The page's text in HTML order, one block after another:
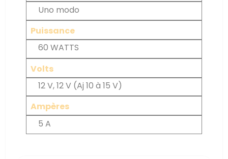
Uno modo
Puissance
60 WATTS
Volts
12 V, 12 V (Aj 10 à 15 V)
Ampères
5 A